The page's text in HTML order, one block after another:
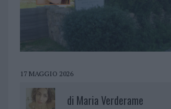
17 MAGGIO 2026
di Maria Verderame